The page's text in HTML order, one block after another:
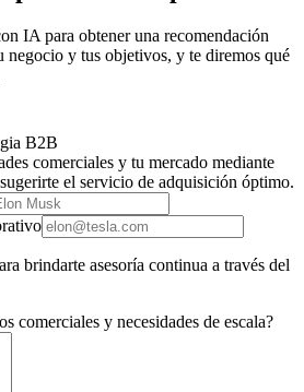
IA para obtener una recomendación
negocio y tus objetivos, y te diremos qué
B2B
comerciales y tu mercado mediante
el servicio de adquisición óptimo.
brindarte asesoría continua a través del
comerciales y necesidades de escala?